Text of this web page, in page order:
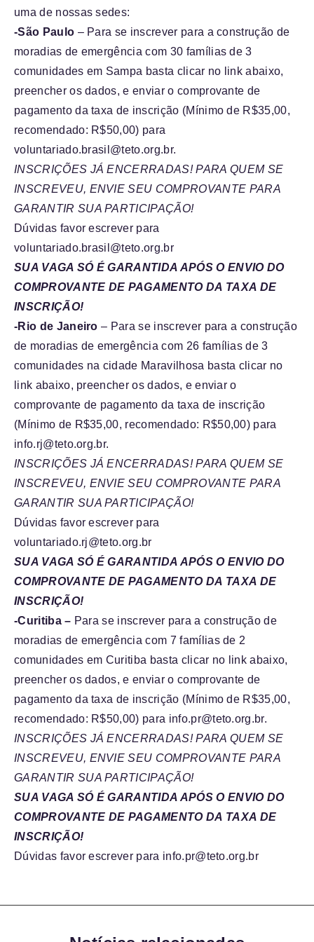
uma de nossas sedes:
-São Paulo – Para se inscrever para a construção de
moradias de emergência com 30 famílias de 3
comunidades em Sampa basta clicar no link abaixo,
preencher os dados, e enviar o comprovante de
pagamento da taxa de inscrição (Mínimo de R$35,00,
recomendado: R$50,00) para
voluntariado.brasil@teto.org.br.
INSCRIÇÕES JÁ ENCERRADAS! PARA QUEM SE
INSCREVEU, ENVIE SEU COMPROVANTE PARA
GARANTIR SUA PARTICIPAÇÃO!
Dúvidas favor escrever para
voluntariado.brasil@teto.org.br
SUA VAGA SÓ É GARANTIDA APÓS O ENVIO DO
COMPROVANTE DE PAGAMENTO DA TAXA DE
INSCRIÇÃO!
-Rio de Janeiro – Para se inscrever para a construção
de moradias de emergência com 26 famílias de 3
comunidades na cidade Maravilhosa basta clicar no
link abaixo, preencher os dados, e enviar o
comprovante de pagamento da taxa de inscrição
(Mínimo de R$35,00, recomendado: R$50,00) para
info.rj@teto.org.br.
INSCRIÇÕES JÁ ENCERRADAS! PARA QUEM SE
INSCREVEU, ENVIE SEU COMPROVANTE PARA
GARANTIR SUA PARTICIPAÇÃO!
Dúvidas favor escrever para
voluntariado.rj@teto.org.br
SUA VAGA SÓ É GARANTIDA APÓS O ENVIO DO
COMPROVANTE DE PAGAMENTO DA TAXA DE
INSCRIÇÃO!
-Curitiba – Para se inscrever para a construção de
moradias de emergência com 7 famílias de 2
comunidades em Curitiba basta clicar no link abaixo,
preencher os dados, e enviar o comprovante de
pagamento da taxa de inscrição (Mínimo de R$35,00,
recomendado: R$50,00) para info.pr@teto.org.br.
INSCRIÇÕES JÁ ENCERRADAS! PARA QUEM SE
INSCREVEU, ENVIE SEU COMPROVANTE PARA
GARANTIR SUA PARTICIPAÇÃO!
SUA VAGA SÓ É GARANTIDA APÓS O ENVIO DO
COMPROVANTE DE PAGAMENTO DA TAXA DE
INSCRIÇÃO!
Dúvidas favor escrever para info.pr@teto.org.br